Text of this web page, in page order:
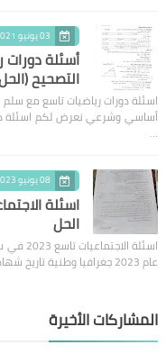
03 يونيو 2021
أسئلة
التصحيح
اسئلة دورات رياضيات تاسع مع
أساسي وشرعي نعرض لكم اسئلة
…
08 يونيو 2023
الحل
اسئلة
عام 2023 جغرافيا وطنية تاريخ شهادة التعليم الأساسي فيم…
المشاركات الأخيرة